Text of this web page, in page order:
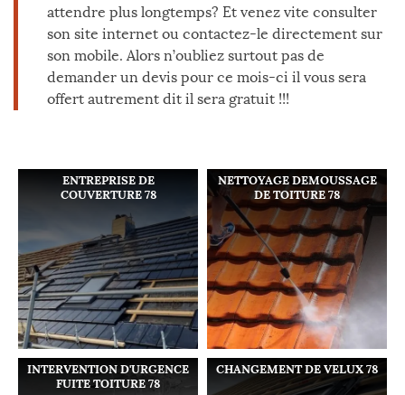
attendre plus longtemps? Et venez vite consulter
son site internet ou contactez-le directement sur
son mobile. Alors n’oubliez surtout pas de
demander un devis pour ce mois-ci il vous sera
offert autrement dit il sera gratuit !!!
ENTREPRISE DE
COUVERTURE 78
NETTOYAGE DEMOUSSAGE
DE TOITURE 78
INTERVENTION D'URGENCE
FUITE TOITURE 78
CHANGEMENT DE VELUX 78